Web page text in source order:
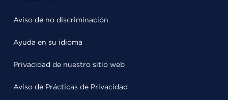
Aviso de no discriminación
Ayuda en su idioma
Privacidad de nuestro sitio web
Aviso de Prácticas de Privacidad